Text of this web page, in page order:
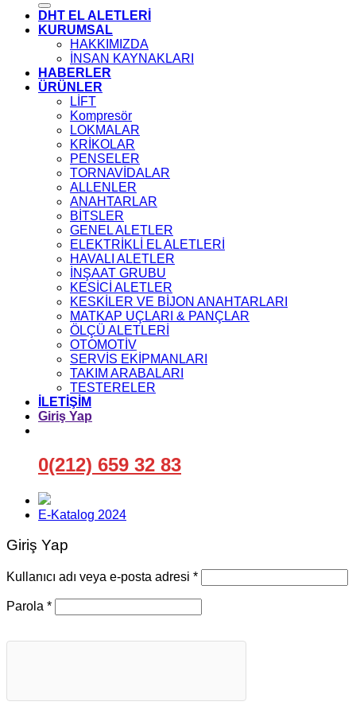
DHT EL ALETLERİ
KURUMSAL
HAKKIMIZDA
İNSAN KAYNAKLARI
HABERLER
ÜRÜNLER
LİFT
Kompresör
LOKMALAR
KRİKOLAR
PENSELER
TORNAVİDALAR
ALLENLER
ANAHTARLAR
BİTSLER
GENEL ALETLER
ELEKTRİKLİ EL ALETLERİ
HAVALI ALETLER
İNŞAAT GRUBU
KESİCİ ALETLER
KESKİLER VE BİJON ANAHTARLARI
MATKAP UÇLARI & PANÇLAR
ÖLÇÜ ALETLERİ
OTOMOTİV
SERVİS EKİPMANLARI
TAKIM ARABALARI
TESTERELER
İLETİŞİM
Giriş Yap
0(212) 659 32 83
E-Katalog 2024
Giriş Yap
Kullanıcı adı veya e-posta adresi *Gerekli
Parola *Gerekli